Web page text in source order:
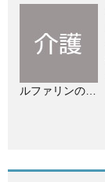
ルファリンの…